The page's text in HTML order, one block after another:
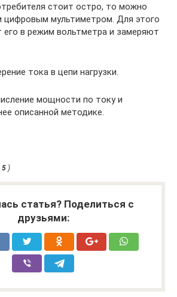
стоит остро, то можно
цифровым мультиметром. Для этого
его в режим вольтметра и замеряют
тока в цепи нагрузки.
мощности по току и
описанной методике.
5 )
статья? Поделиться с
друзьями: